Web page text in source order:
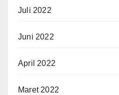
Juli 2022
Juni 2022
April 2022
Maret 2022